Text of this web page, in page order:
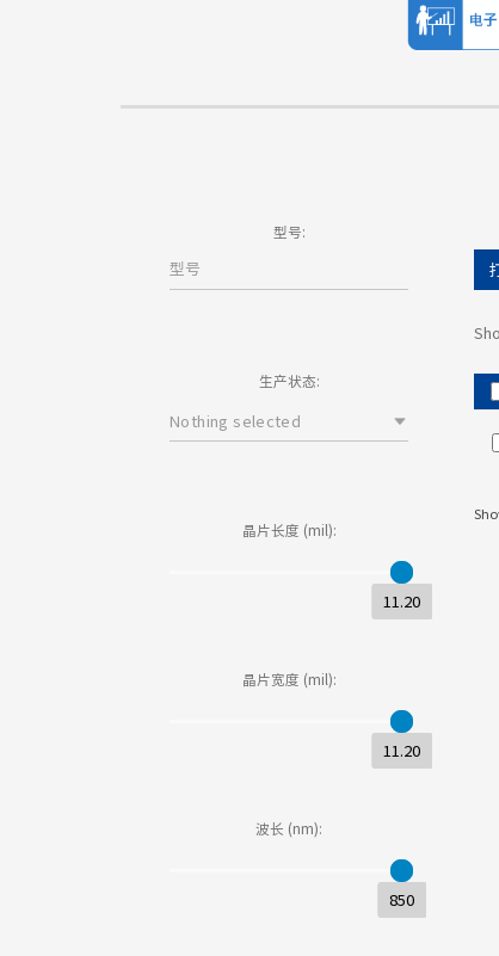
型号:
生产状态:
Nothing selected
晶片长度 (mil):
11.20
11.20
晶片宽度 (mil):
11.20
11.20
波长 (nm):
850
850